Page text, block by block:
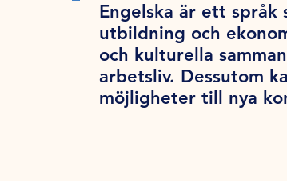
Engelska är ett språk
utbildning och
och kulturella
arbetsliv. Dessutom
möjligheter till nya